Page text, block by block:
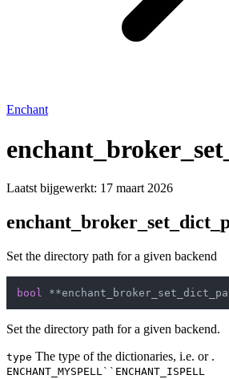
Enchant
Laatst bijgewerkt: 17 maart 2026
Set the directory path for a given backend
bool
Set the directory path for a given backend.
type The type of the dictionaries, i.e. or .
ENCHANT_MYSPELL``ENCHANT_ISPELL